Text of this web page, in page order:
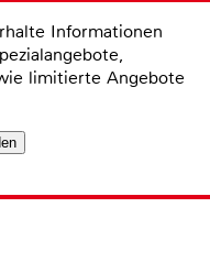
Informationen
limitierte Angebote